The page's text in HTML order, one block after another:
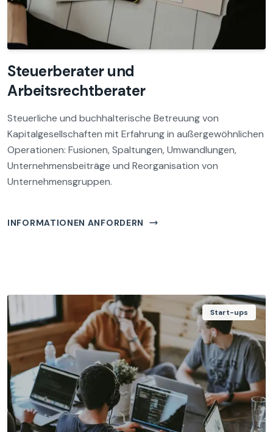
Steuerberater und
Arbeitsrechtberater
Steuerliche und buchhalterische Betreuung von
Kapitalgesellschaften mit Erfahrung in außergewöhnlichen
Operationen: Fusionen, Spaltungen, Umwandlungen,
Unternehmensbeiträge und Reorganisation von
Unternehmensgruppen.
INFORMATIONEN ANFORDERN
Start-ups